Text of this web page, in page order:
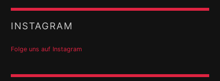
INSTAGRAM
Folge uns auf Instagram